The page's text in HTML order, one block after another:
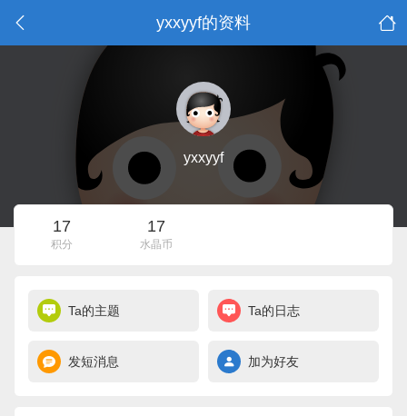
yxxyyf的资料
yxxyyf
17
积分
17
水晶币
Ta的主题 Ta的日志
发短消息 加为好友